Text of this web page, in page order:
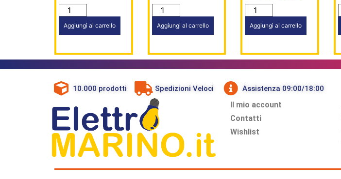
Aggiungi al carrello Aggiungi al carrello Aggiungi al carrello
10.000 prodotti Spedizioni Veloci Assistenza 09:00/18:00
Il mio account
Contatti
Wishlist